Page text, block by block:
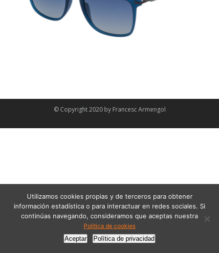
© Copyright 2020 by Francesc Armengol
Utilizamos cookies propias y de terceros para obtener
información estadística o para interactuar en redes sociales. Si
continúas navegando, consideramos que aceptas nuestra
Política de cookies
Aceptar
Política de privacidad